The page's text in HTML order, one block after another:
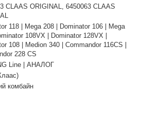
CLAAS ORIGINAL, 6450063 CLAAS
118 | Mega 208 | Dominator 106 | Mega
108VX | Dominator 128VX |
108 | Medion 340 | Commandor 116CS |
228 CS
Line | АНАЛОГ
комбайн